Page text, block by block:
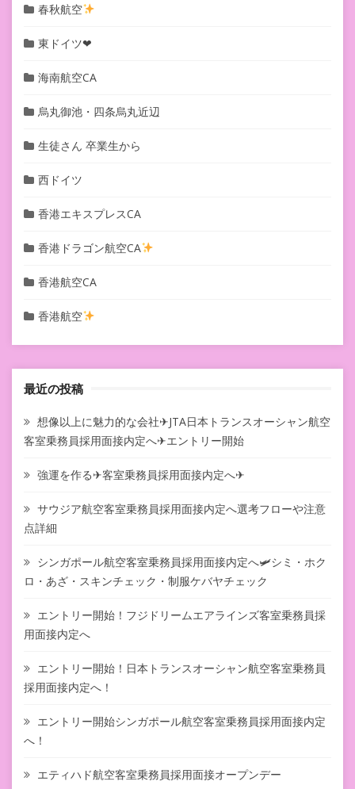
春秋航空
東ドイツ❤︎
海南航空CA
烏丸御池・四条烏丸近辺
生徒さん 卒業生から
西ドイツ
香港エキスプレスCA
香港ドラゴン航空CA
香港航空CA
香港航空
最近の投稿
想像以上に魅力的な会社✈JTA日本トランスオーシャン航空
客室乗務員採用面接内定へ✈エントリー開始
強運を作る✈客室乗務員採用面接内定へ✈
サウジア航空客室乗務員採用面接内定へ選考フローや注意
点詳細
シンガポール航空客室乗務員採用面接内定へ🛩シミ・ホク
ロ・あざ・スキンチェック・制服ケバヤチェック
エントリー開始！フジドリームエアラインズ客室乗務員採
用面接内定へ
エントリー開始！日本トランスオーシャン航空客室乗務員
採用面接内定へ！
エントリー開始シンガポール航空客室乗務員採用面接内定
へ！
エティハド航空客室乗務員採用面接オープンデー